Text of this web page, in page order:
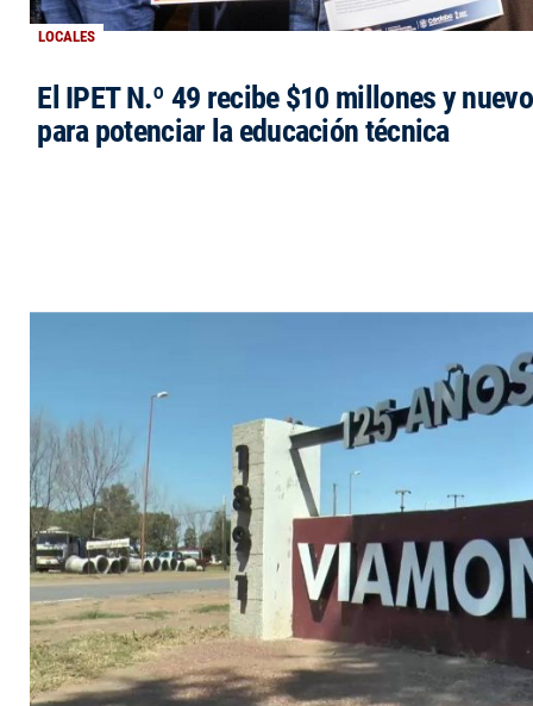
LOCALES
El IPET N.º 49 recibe $10 millones y
para potenciar la educación técnica